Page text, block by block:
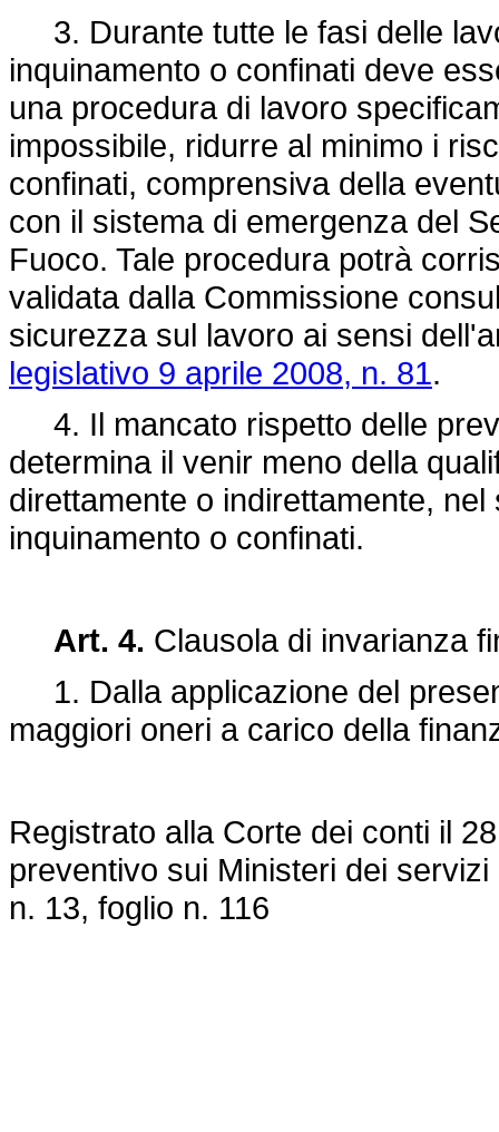
3. Durante tutte le fasi delle
inquinamento o confinati deve
una procedura di lavoro
impossibile, ridurre al minimo i
confinati, comprensiva della
con il sistema di emergenza del
Fuoco. Tale procedura potrà
validata dalla Commissione
sicurezza sul lavoro ai sensi
legislativo 9 aprile 2008, n. 81.
4. Il mancato rispetto delle
determina il venir meno della
direttamente o indirettamente,
inquinamento o confinati.
Art. 4. Clausola di invarianza
1. Dalla applicazione del
maggiori oneri a carico della
Registrato alla Corte dei conti il
preventivo sui Ministeri dei
n. 13, foglio n. 116